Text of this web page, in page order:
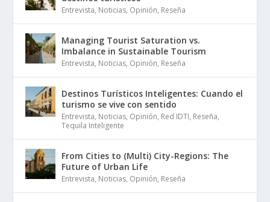
Entrevista, Noticias, Opinión, Reseña
Managing Tourist Saturation vs.
Imbalance in Sustainable Tourism
Entrevista, Noticias, Opinión, Reseña
Destinos Turísticos Inteligentes: Cuando el
turismo se vive con sentido
Entrevista, Noticias, Opinión, Red IDTI, Reseña,
Tequila Inteligente
From Cities to (Multi) City-Regions: The
Future of Urban Life
Entrevista, Noticias, Opinión, Reseña